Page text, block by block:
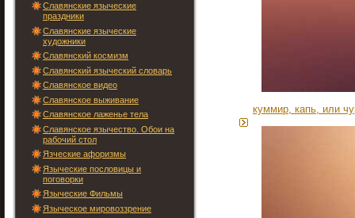
Славянские языческие
праздники
Славянские языческие
художники
Славянский космизм
Славянский языческий словарь
Славянское видео
Славянское выживание
Славянское лаженье тела
Славянское язычество. Обои на
рабочий стол
Язческие афоризмы
Языческие пословицы и
поговорки
Языческие Фильмы
Языческое мировоззрение
куммир, капь, или